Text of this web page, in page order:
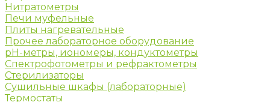
Нитратометры
Печи муфельные
Плиты нагревательные
Прочее лабораторное оборудование
рН-метры, иономеры, кондуктометры
Спектрофотометры и рефрактометры
Стерилизаторы
Сушильные шкафы (лабораторные)
Термостаты